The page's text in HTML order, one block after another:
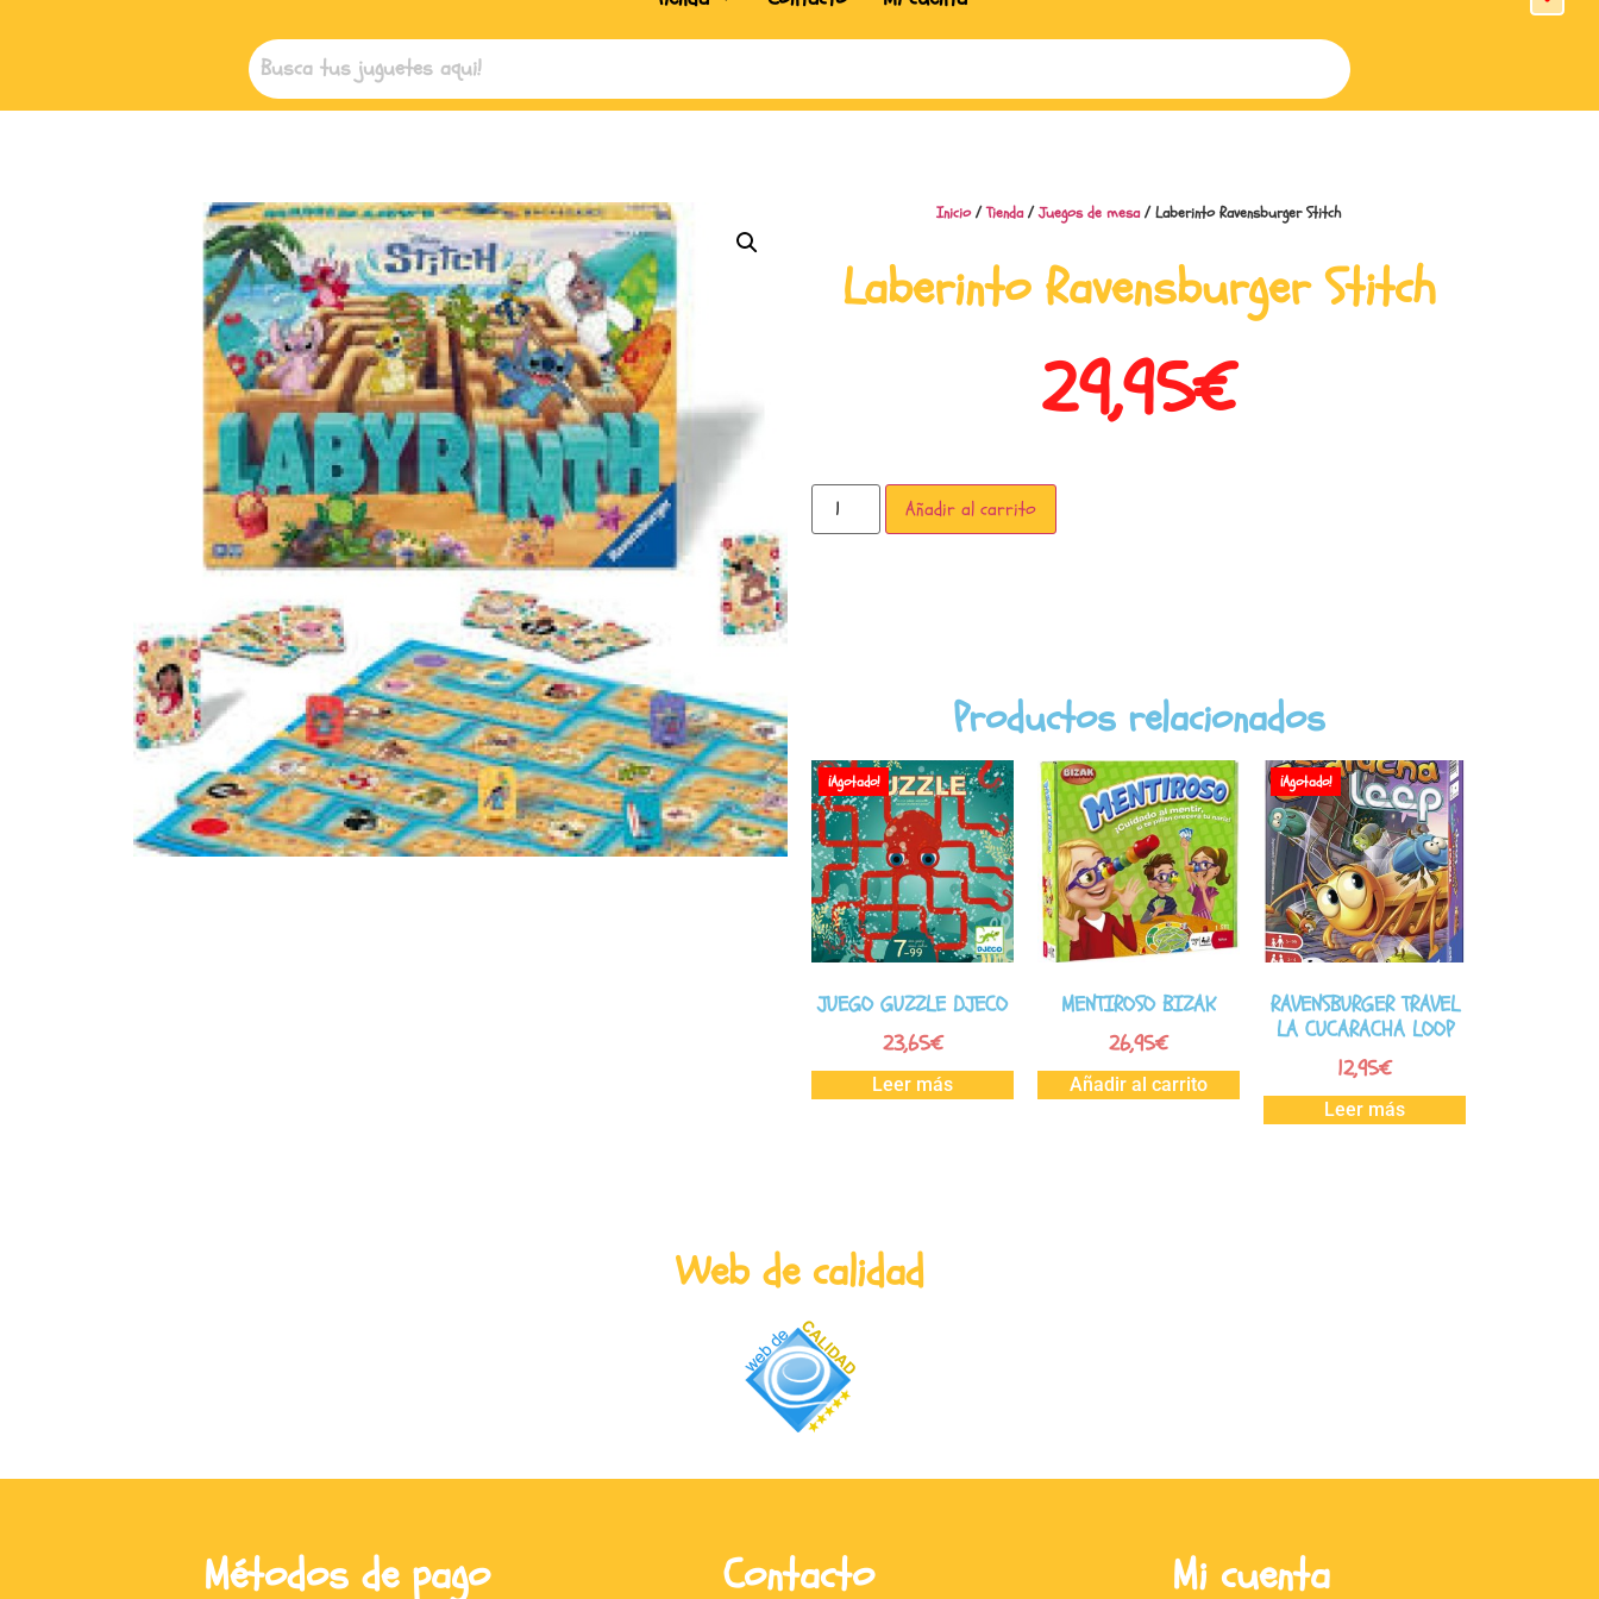
Inicio/Tienda/Juegos de mesa/ Laberinto Ravensburger Stitch
Laberinto Ravensburger Stitch
29,95€
Añadir al carrito
Productos relacionados
¡Agotado!
JUEGO GUZZLE DJECO
23,65€
Leer más
MENTIROSO BIZAK
26,95€
Añadir al carrito
¡Agotado!
RAVENSBURGER TRAVEL
LA CUCARACHA LOOP
12,95€
Leer más
Web de calidad
Métodos de pago Contacto Mi cuenta